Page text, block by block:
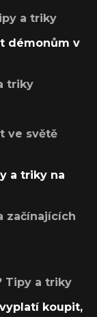
a triky
démonům v
triky
ve světě
a triky na
začínajících
Tipy a triky
koupit,